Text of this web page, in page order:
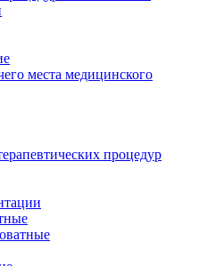
места медицинского
процедур